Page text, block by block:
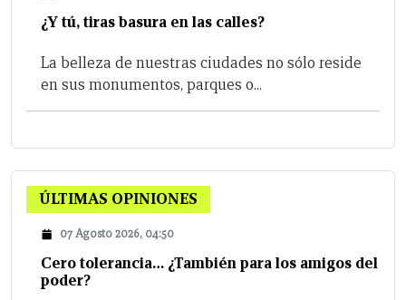
¿Y tú, tiras basura en las calles?
La belleza de nuestras ciudades no sólo reside
en sus monumentos, parques o...
ÚLTIMAS OPINIONES
07 Agosto 2026, 04:50
Cero tolerancia… ¿También para los amigos del
poder?